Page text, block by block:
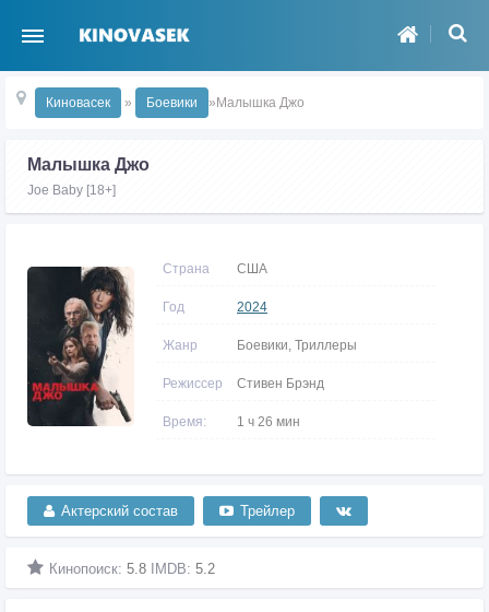
Киновасек » Боевики »Малышка Джо
Малышка Джо
Joe Baby [18+]
Страна США
Год 2024
Жанр Боевики, Триллеры
Режиссер Стивен Брэнд
Время: 1 ч 26 мин
Актерский состав Трейлер
Кинопоиск: 5.8 IMDB: 5.2